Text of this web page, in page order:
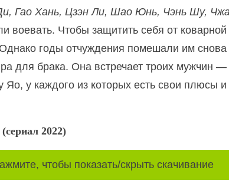
Гао Хань, Цзэн Ли, Шао Юнь, Чэнь Шу,
Чтобы защитить себя от
годы отчуждения помешали им
для брака. Она встречает троих мужчин
у каждого из которых есть свои плюсы
2022)
чтобы показать/скрыть скачивание